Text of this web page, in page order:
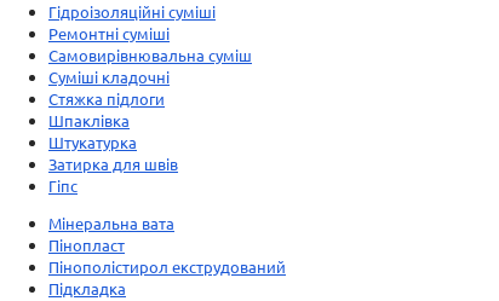
Гідроізоляційні суміші
Ремонтні суміші
Самовирівнювальна суміш
Суміші кладочні
Стяжка підлоги
Шпаклівка
Штукатурка
Затирка для швів
Гіпс
Мінеральна вата
Пінопласт
Пінополістирол екструдований
Підкладка